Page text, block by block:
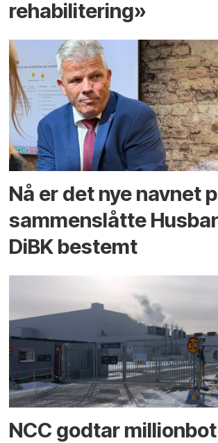
rehabilitering»
Nå er det nye navnet
sammenslåtte
DiBK bestemt
NCC godtar